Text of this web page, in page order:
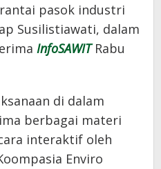
pasok industri
Susilistiawati, dalam
InfoSAWITRabu
di dalam
berbagai materi
interaktif oleh
Enviro